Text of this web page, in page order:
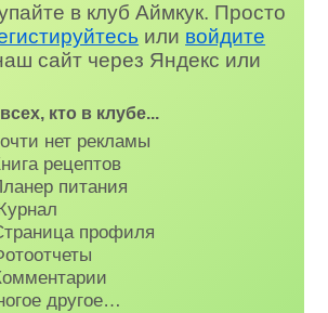
в клуб Аймкук. Просто
или войдите
сайт через Яндекс или
кто в клубе...
нет рекламы
рецептов
питания
профиля
другое…